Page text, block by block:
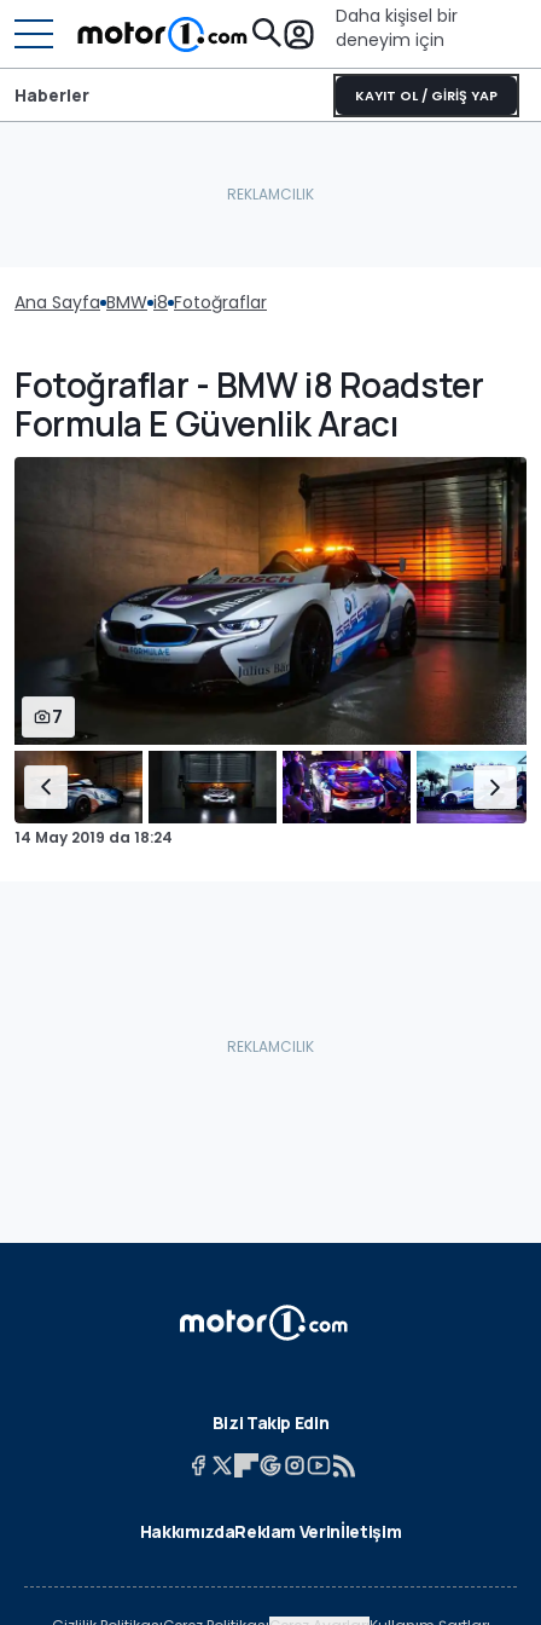
Daha kişisel bir
deneyim için
KAYIT OL / GİRİŞ YAP
Haberler
Ana Sayfa BMW i8 Fotoğraflar
Fotoğraflar - BMW i8 Roadster
Formula E Güvenlik Aracı
7
14 May 2019 da 18:24
Bizi Takip Edin
HakkımızdaReklam Verinİletişim